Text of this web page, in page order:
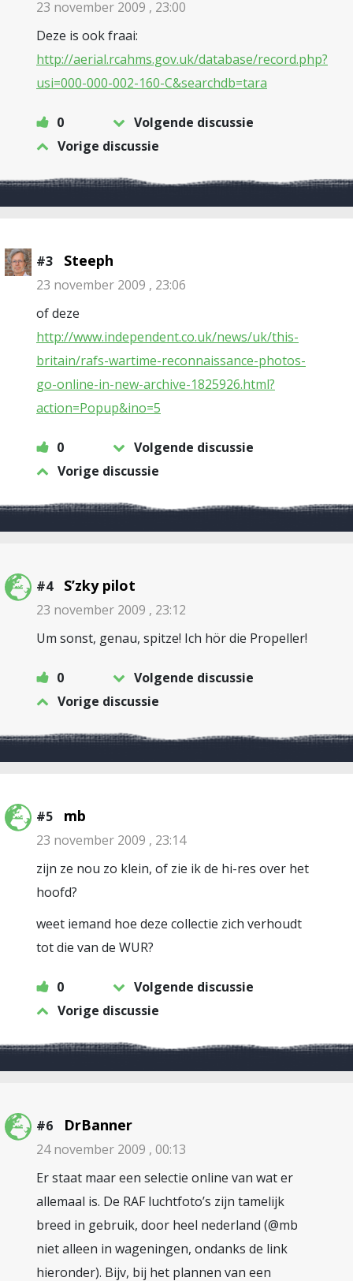
23 november 2009 , 23:00
Deze is ook fraai:
http://aerial.rcahms.gov.uk/database/record.php?
usi=000-000-002-160-C&searchdb=tara
0
Volgende discussie
Vorige discussie
#3 Steeph
23 november 2009 , 23:06
of deze
http://www.independent.co.uk/news/uk/this-
britain/rafs-wartime-reconnaissance-photos-
go-online-in-new-archive-1825926.html?
action=Popup&ino=5
0
Volgende discussie
Vorige discussie
#4 S’zky pilot
23 november 2009 , 23:12
Um sonst, genau, spitze! Ich hör die Propeller!
0
Volgende discussie
Vorige discussie
#5 mb
23 november 2009 , 23:14
zijn ze nou zo klein, of zie ik de hi-res over het
hoofd?
weet iemand hoe deze collectie zich verhoudt
tot die van de WUR?
0
Volgende discussie
Vorige discussie
#6 DrBanner
24 november 2009 , 00:13
Er staat maar een selectie online van wat er
allemaal is. De RAF luchtfoto’s zijn tamelijk
breed in gebruik, door heel nederland (@mb
niet alleen in wageningen, ondanks de link
hieronder). Bijv, bij het plannen van een